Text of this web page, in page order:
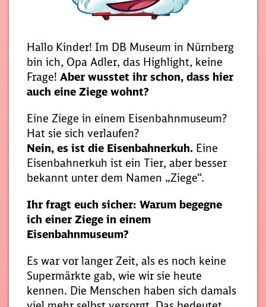
Hallo Kinder! Im DB Museum in Nürnberg
bin ich, Opa Adler, das Highlight, keine
Frage! Aber wusstet ihr schon, dass hier
auch eine Ziege wohnt?
Eine Ziege in einem Eisenbahnmuseum?
Hat sie sich verlaufen?
Nein, es ist die Eisenbahnerkuh. Eine
Eisenbahnerkuh ist ein Tier, aber besser
bekannt unter dem Namen „Ziege“.
Ihr fragt euch sicher: Warum begegne
ich einer Ziege in einem
Eisenbahnmuseum?
Es war vor langer Zeit, als es noch keine
Supermärkte gab, wie wir sie heute
kennen. Die Menschen haben sich damals